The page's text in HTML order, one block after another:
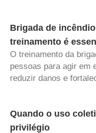
Brigada de
treinamento é
O treinamento da
pessoas para agir em
reduzir danos e
Quando o uso
privilégio